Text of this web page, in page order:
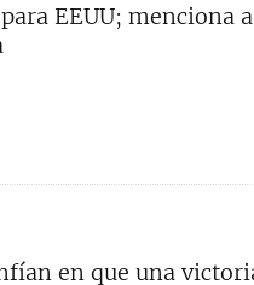
EEUU; menciona
en que una